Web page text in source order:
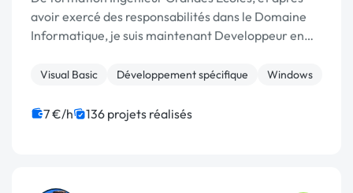
avoir exercé des responsabilités dans le Domaine
Informatique, je suis maintenant Developpeur en
Télétravail. Je travaille exclusivement sur les outils
Visual Basic Développement spécifique Windows
7 €/h 136 projets réalisés